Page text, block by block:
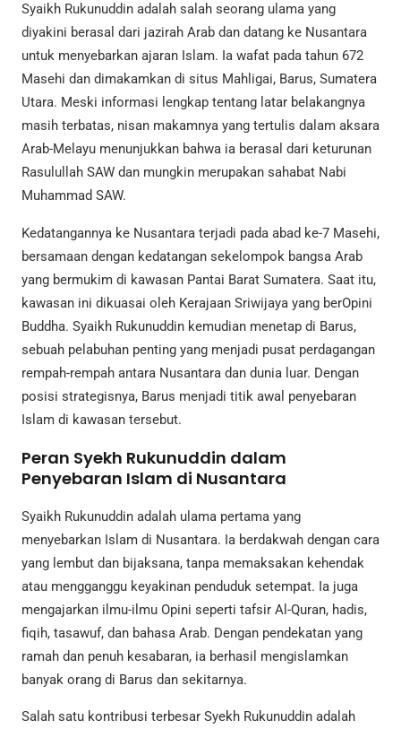
Syaikh Rukunuddin adalah salah seorang ulama yang
diyakini berasal dari jazirah Arab dan datang ke Nusantara
untuk menyebarkan ajaran Islam. Ia wafat pada tahun 672
Masehi dan dimakamkan di situs Mahligai, Barus, Sumatera
Utara. Meski informasi lengkap tentang latar belakangnya
masih terbatas, nisan makamnya yang tertulis dalam aksara
Arab-Melayu menunjukkan bahwa ia berasal dari keturunan
Rasulullah SAW dan mungkin merupakan sahabat Nabi
Muhammad SAW.
Kedatangannya ke Nusantara terjadi pada abad ke-7 Masehi,
bersamaan dengan kedatangan sekelompok bangsa Arab
yang bermukim di kawasan Pantai Barat Sumatera. Saat itu,
kawasan ini dikuasai oleh Kerajaan Sriwijaya yang berOpini
Buddha. Syaikh Rukunuddin kemudian menetap di Barus,
sebuah pelabuhan penting yang menjadi pusat perdagangan
rempah-rempah antara Nusantara dan dunia luar. Dengan
posisi strategisnya, Barus menjadi titik awal penyebaran
Islam di kawasan tersebut.
Peran Syekh Rukunuddin dalam
Penyebaran Islam di Nusantara
Syaikh Rukunuddin adalah ulama pertama yang
menyebarkan Islam di Nusantara. Ia berdakwah dengan cara
yang lembut dan bijaksana, tanpa memaksakan kehendak
atau mengganggu keyakinan penduduk setempat. Ia juga
mengajarkan ilmu-ilmu Opini seperti tafsir Al-Quran, hadis,
fiqih, tasawuf, dan bahasa Arab. Dengan pendekatan yang
ramah dan penuh kesabaran, ia berhasil mengislamkan
banyak orang di Barus dan sekitarnya.
Salah satu kontribusi terbesar Syekh Rukunuddin adalah